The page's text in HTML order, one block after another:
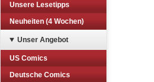
Unsere Lesetipps
Neuheiten (4 Wochen)
Unser Angebot
US Comics
Deutsche Comics